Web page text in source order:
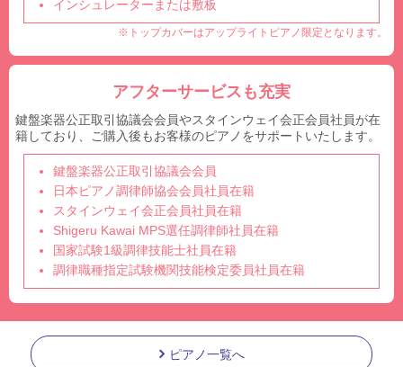
インシュレーターまたは敷板
※トップカバーはアップライトピアノ限定となります。
アフターサービスも充実
鍵盤楽器公正取引協議会会員やスタインウェイ会正会員社員が在
籍しており、ご購入後もお客様のピアノをサポートいたします。
鍵盤楽器公正取引協議会会員
日本ピアノ調律師協会会員社員在籍
スタインウェイ会正会員社員在籍
Shigeru Kawai MPS選任調律師社員在籍
国家試験1級調律技能士社員在籍
調律職種指定試験機関技能検定委員社員在籍
ピアノ一覧へ